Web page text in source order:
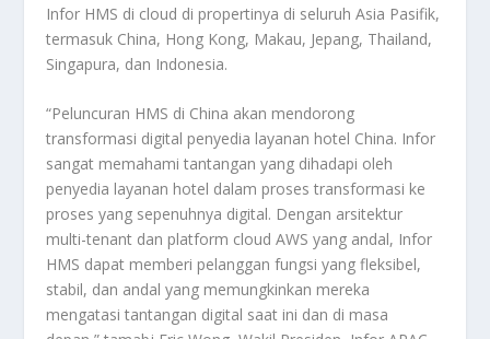
Infor HMS di cloud di propertinya di seluruh Asia Pasifik,
termasuk China, Hong Kong, Makau, Jepang, Thailand,
Singapura, dan Indonesia.
“Peluncuran HMS di China akan mendorong
transformasi digital penyedia layanan hotel China. Infor
sangat memahami tantangan yang dihadapi oleh
penyedia layanan hotel dalam proses transformasi ke
proses yang sepenuhnya digital. Dengan arsitektur
multi-tenant dan platform cloud AWS yang andal, Infor
HMS dapat memberi pelanggan fungsi yang fleksibel,
stabil, dan andal yang memungkinkan mereka
mengatasi tantangan digital saat ini dan di masa